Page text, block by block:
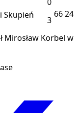
6624
Skupień
3
Mirosław Korbel w